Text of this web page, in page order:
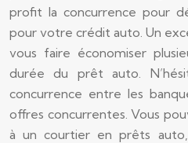
profit la concurrence pour
pour votre crédit auto. Un
vous faire économiser
durée du prêt auto.
concurrence entre les
offres concurrentes. Vous
à un courtier en prêts